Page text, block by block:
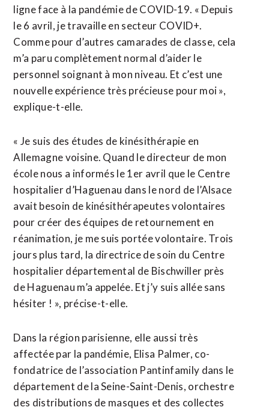
ligne face à la pandémie de COVID-19. « Depuis
le 6 avril, je travaille en secteur COVID+.
Comme pour d’autres camarades de classe, cela
m’a paru complètement normal d’aider le
personnel soignant à mon niveau. Et c’est une
nouvelle expérience très précieuse pour moi »,
explique-t-elle.
« Je suis des études de kinésithérapie en
Allemagne voisine. Quand le directeur de mon
école nous a informés le 1er avril que le Centre
hospitalier d’Haguenau dans le nord de l’Alsace
avait besoin de kinésithérapeutes volontaires
pour créer des équipes de retournement en
réanimation, je me suis portée volontaire. Trois
jours plus tard, la directrice de soin du Centre
hospitalier départemental de Bischwiller près
de Haguenau m’a appelée. Et j’y suis allée sans
hésiter ! », précise-t-elle.
Dans la région parisienne, elle aussi très
affectée par la pandémie, Elisa Palmer, co-
fondatrice de l’association Pantinfamily dans le
département de la Seine-Saint-Denis, orchestre
des distributions de masques et des collectes